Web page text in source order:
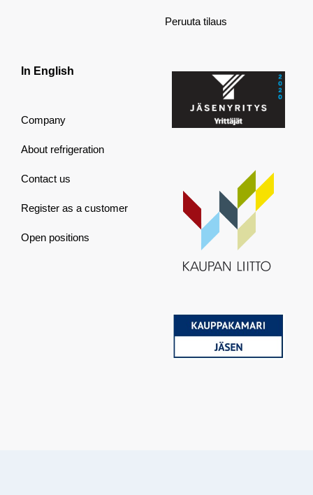
Peruuta tilaus
In English
Company
About refrigeration
Contact us
Register as a customer
Open positions